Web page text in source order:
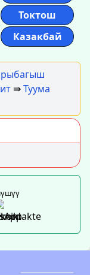
Токтош
Казакбай
⇛Туума